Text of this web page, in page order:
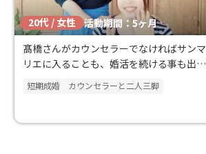
20代 / 女性 活動期間：5ヶ月
髙橋さんがカウンセラーでなければサンマ
リエに入ることも、婚活を続ける事も出来
ませんでした
短期成婚 カウンセラーと二人三脚